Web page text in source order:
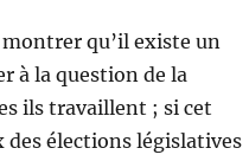
qu’il existe un
à la question de la
ils travaillent ; si cet
élections législatives